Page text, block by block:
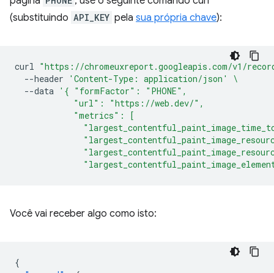
(substituindo API_KEY pela sua própria chave):
curl "https://chromeuxreport.googleapis.com/v1/
--header
'Content-Type: application/json'
\
--data '{ "formFactor": "PHONE",
            "url": "https://web.dev/",
            "metrics": [
Você vai receber algo como isto:
{